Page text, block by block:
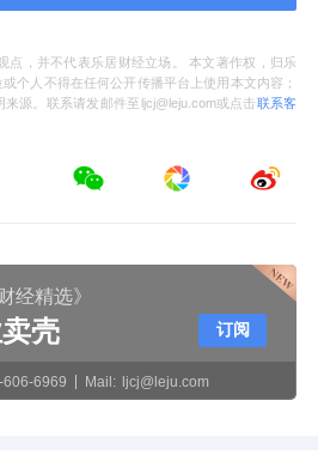
成互补，实现对不同层级
续高增长奠定坚实基础。
体外生命支持市场正
来爆发式增长。据预测，
约77亿美元，耗材市场约
年中国ECMO累计市场
民币，其中设备市场约
场约360.7亿元，而当前整
点，并不代表乐居财经立场。 本文著作权，归乐
个人不得在任何公开传播平台上使用本文内容；
源。联系请发邮件至ljcj@leju.com或点击联系客
经精选》
壳
606-6969 Mail: ljcj@leju.com
订阅